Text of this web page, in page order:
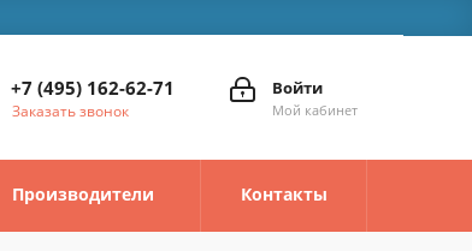
Войти
Мой кабинет
+7 (495) 162-62-71
Заказать звонок
Производители Контакты